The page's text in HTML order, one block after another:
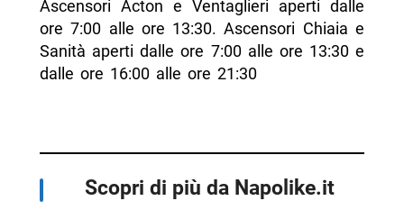
Ascensori Acton e Ventaglieri aperti dalle
ore 7:00 alle ore 13:30. Ascensori Chiaia e
Sanità aperti dalle ore 7:00 alle ore 13:30 e
dalle ore 16:00 alle ore 21:30
Scopri di più da Napolike.it